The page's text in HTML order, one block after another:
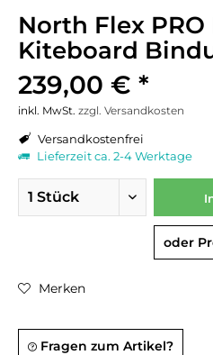
North Flex
Kiteboard
239,00 € *
inkl. MwSt. zzgl. Versandkosten
Versandkostenfrei
Lieferzeit ca. 2-4 Werktage
oder
Merken
Fragen zum Artikel?